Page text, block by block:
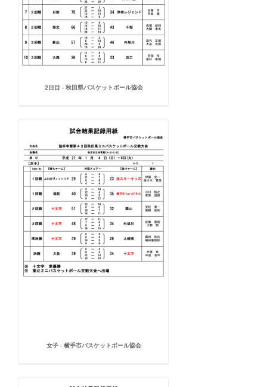
2日目 - 秋田県バスケットボール協会
女子 - 横手市バスケットボール協会